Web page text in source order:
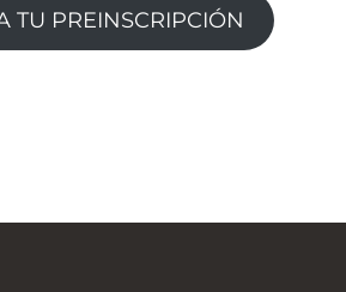
TU PREINSCRIPCIÓN